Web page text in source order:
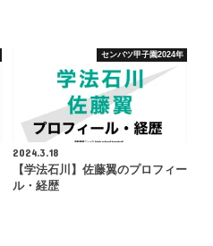
センバツ甲子園2024年
2024.3.18
【学法石川】佐藤翼のプロフィー
ル・経歴